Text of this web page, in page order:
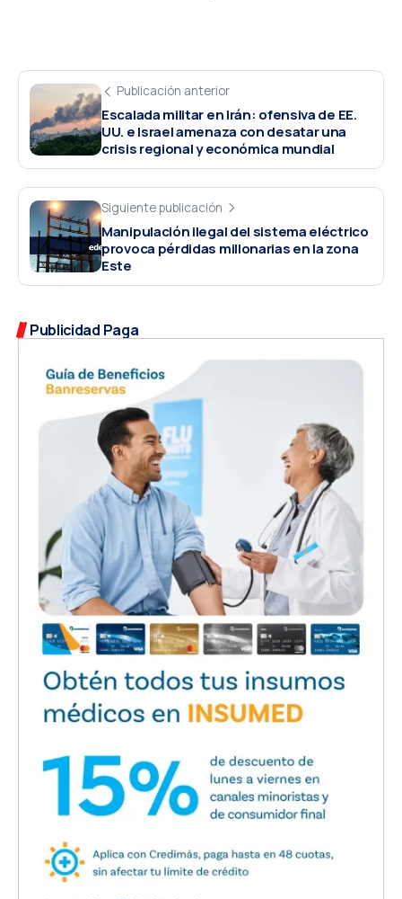
Publicación anterior
Escalada militar en Irán: ofensiva de EE.
UU. e Israel amenaza con desatar una
crisis regional y económica mundial
Siguiente publicación
Manipulación ilegal del sistema eléctrico
provoca pérdidas millonarias en la zona
Este
Publicidad Paga